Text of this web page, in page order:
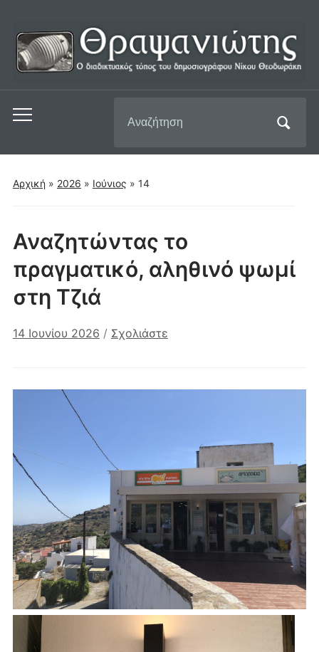
Εναλλαγή
μενού
για
για:
Αρχική » 2026 » Ιούνιος » 14
Αναζητώντας το
πραγματικό, αληθινό ψωμί
στη Τζιά
14 Ιουνίου 2026 / Σχολιάστε